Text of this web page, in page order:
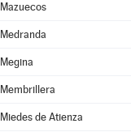
Mazuecos
Medranda
Megina
Membrillera
Miedes de Atienza